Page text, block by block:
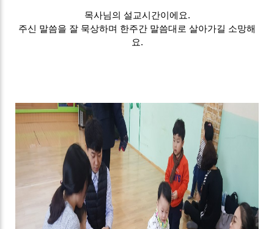
목사님의 설교시간이에요.
주신 말씀을 잘 묵상하며 한주간 말씀대로 살아가길 소망해
요.